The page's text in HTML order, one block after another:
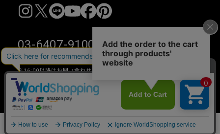
数量 カートに入れる
03-6407-9100
10:00〜13:00 / 14:00〜16:00（平日のみ）
※16:00以降はお問い合わせフォーム
〒153-0044 東京都目黒区大橋 2-16-26 1F・2F
写真及び文章の無断使用を禁じます。